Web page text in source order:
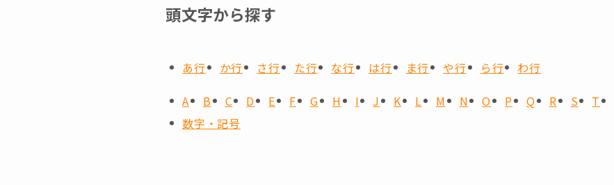
頭文字から探す
あ行 か行 さ行 た行 な行 は行 ま行 や行 ら行
わ行
A
B C D E F G H I J K L M N O P Q R S T
数字・記号